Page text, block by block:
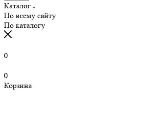
Каталог
По всему сайту
По каталогу
0
0
Корзина